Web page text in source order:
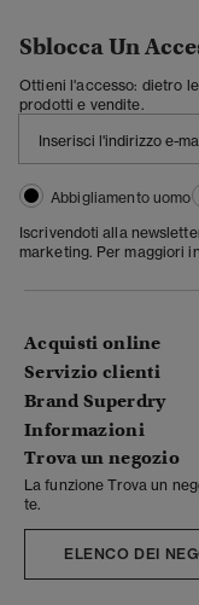
Sblocca Un
Ottieni l'accesso: dietro
prodotti e vendite.
Abbigliamento uomo
Iscrivendoti alla
marketing. Per maggiori
Acquisti online
Servizio clienti
Brand Superdry
Informazioni
Trova un negozio
La funzione Trova un
te.
ELENCO DEI